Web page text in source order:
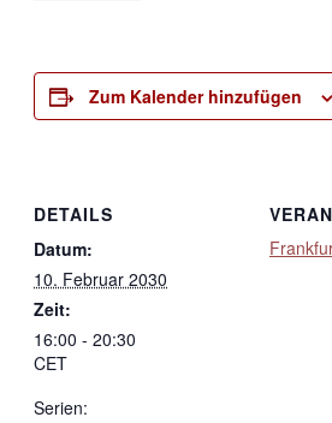
Zum Kalender hinzufügen
DETAILS
Datum:
10. Februar 2030
Zeit:
16:00 - 20:30
CET
Serien: